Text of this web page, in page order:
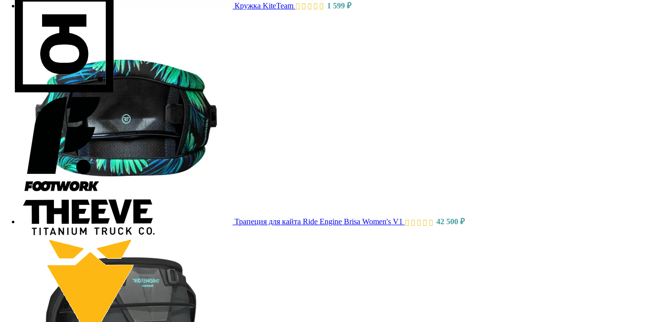
Кружка KiteTeam 1 599 ₽
Трапеция для кайта Ride Engine Brisa Women's V1 42 500 ₽